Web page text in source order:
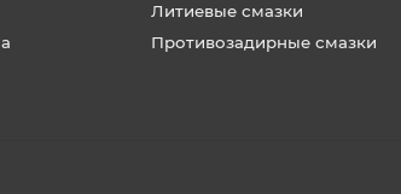
Литиевые смазки
Противозадирные смазки